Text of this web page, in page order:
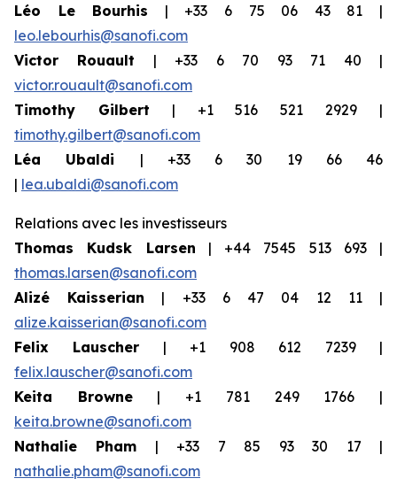
Léo Le Bourhis | +33 6 75 06 43 81 |
leo.lebourhis@sanofi.com
Victor Rouault | +33 6 70 93 71 40 |
victor.rouault@sanofi.com
Timothy Gilbert | +1 516 521 2929 |
timothy.gilbert@sanofi.com
Léa Ubaldi | +33 6 30 19 66 46
| lea.ubaldi@sanofi.com
Relations avec les investisseurs
Thomas Kudsk Larsen | +44 7545 513 693 |
thomas.larsen@sanofi.com
Alizé Kaisserian | +33 6 47 04 12 11 |
alize.kaisserian@sanofi.com
Felix Lauscher | +1 908 612 7239 |
felix.lauscher@sanofi.com
Keita Browne| +1 781 249 1766 |
keita.browne@sanofi.com
Nathalie Pham | +33 7 85 93 30 17 |
nathalie.pham@sanofi.com